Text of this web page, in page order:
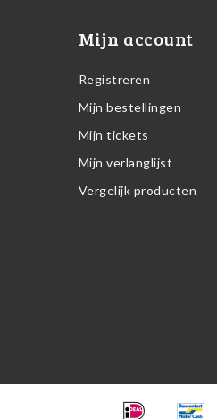
Mijn account
Registreren
Mijn bestellingen
Mijn tickets
Mijn verlanglijst
Vergelijk producten